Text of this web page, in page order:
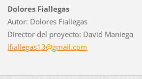
Dolores Fiallegas
Autor: Dolores Fiallegas
Director del proyecto: David Maniega
lfiallegas13@gmail.com